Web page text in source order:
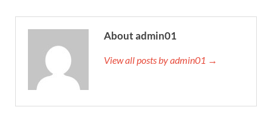
About admin01
View all posts by admin01 →